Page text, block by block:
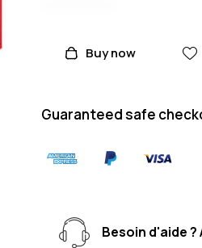
Buy now
Guaranteed safe
Besoin d'aide